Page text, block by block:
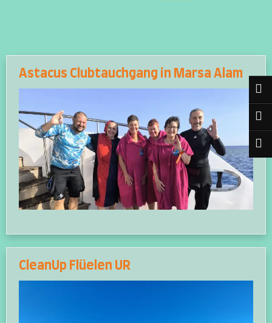
Blog
Astacus Clubtauchgang in Marsa Alam
CleanUp Flüelen UR